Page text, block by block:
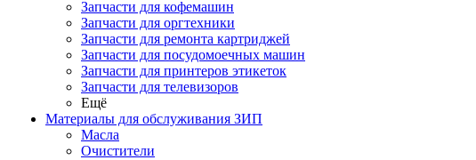
Запчасти для кофемашин
Запчасти для оргтехники
Запчасти для ремонта картриджей
Запчасти для посудомоечных машин
Запчасти для принтеров этикеток
Запчасти для телевизоров
Ещё
Материалы для обслуживания ЗИП
Масла
Очистители